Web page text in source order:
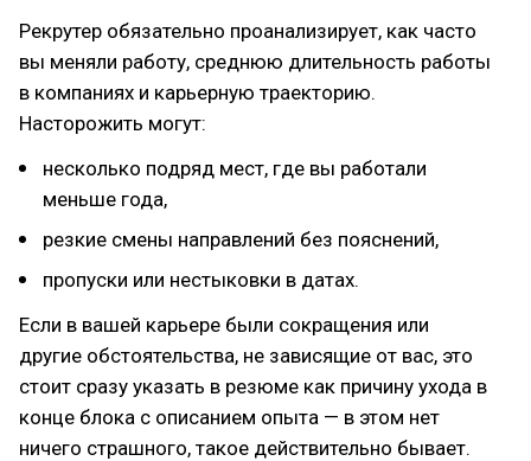
Рекрутер обязательно проанализирует, как часто
вы меняли работу, среднюю длительность работы
в компаниях и карьерную траекторию.
Насторожить могут:
несколько подряд мест, где вы работали
меньше года,
резкие смены направлений без пояснений,
пропуски или нестыковки в датах.
Если в вашей карьере были сокращения или
другие обстоятельства, не зависящие от вас, это
стоит сразу указать в резюме как причину ухода в
конце блока с описанием опыта — в этом нет
ничего страшного, такое действительно бывает.